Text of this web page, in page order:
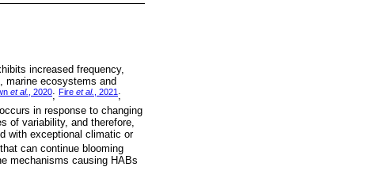
increased frequency,
marine ecosystems and
et al. , 2020; Fire et al. , 2021 ;
in response to changing
of variability, and therefore,
with exceptional climatic or
can continue blooming
mechanisms causing HABs